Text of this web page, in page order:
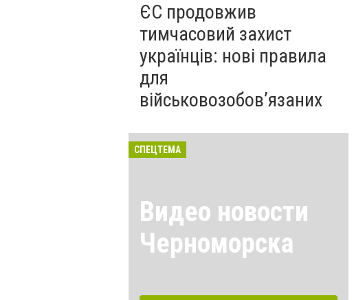
ЄС продовжив
тимчасовий захист
українців: нові правила
для
військовозобов’язаних
СПЕЦТЕМА
Видео новости
Черноморска